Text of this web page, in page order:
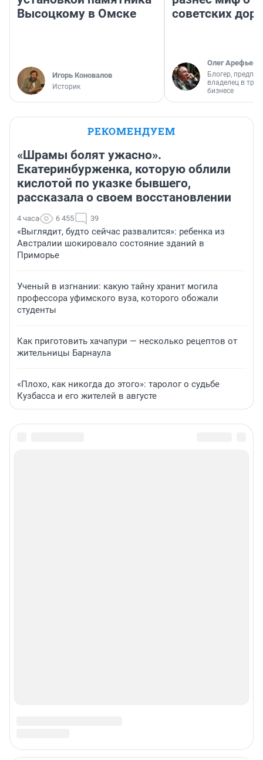
Высоцкому в Омске
Игорь Коновалов
Историк
советских
Олег Арефьев
Блогер,
владелец в
бизнесе
РЕКОМЕНДУЕМ
«Шрамы болят ужасно».
Екатеринбурженка, которую облили
кислотой по указке бывшего,
рассказала о своем восстановлении
4 часа 6 455 39
«Выглядит, будто сейчас развалится»: ребенка из
Австралии шокировало состояние зданий в
Приморье
Ученый в изгнании: какую тайну хранит могила
профессора уфимского вуза, которого обожали
студенты
Как приготовить хачапури — несколько рецептов от
жительницы Барнаула
«Плохо, как никогда до этого»: таролог о судьбе
Кузбасса и его жителей в августе